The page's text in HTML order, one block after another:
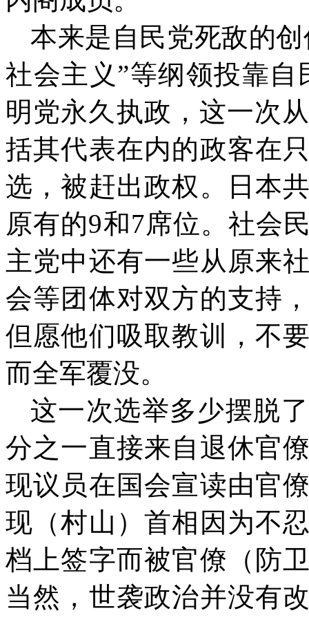
本来是自民党死敌的
社会主义”等纲领投靠
明党永久执政，这一次
括其代表在内的政客在
选，被赶出政权。日本
原有的9和7席位。社会
主党中还有一些从原来
会等团体对双方的支持
但愿他们吸取教训，不
而全军覆没。
这一次选举多少摆脱
分之一直接来自退休官
现议员在国会宣读由官
现（村山）首相因为不
档上签字而被官僚（防
当然，世袭政治并没有